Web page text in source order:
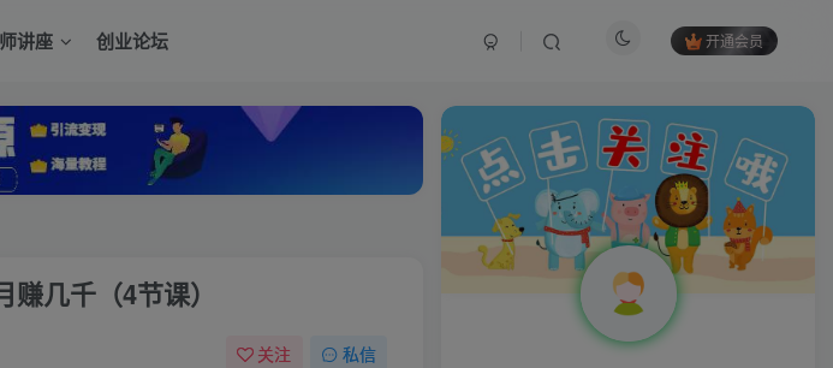
讲座 创业论坛 开通会员
几千（4节课）
关注 私信